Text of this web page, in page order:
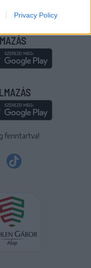
Privacy Policy
fenntartva!